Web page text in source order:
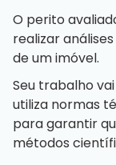
O perito
realizar
de um imóvel.
Seu trabalho
utiliza normas
para garantir
métodos